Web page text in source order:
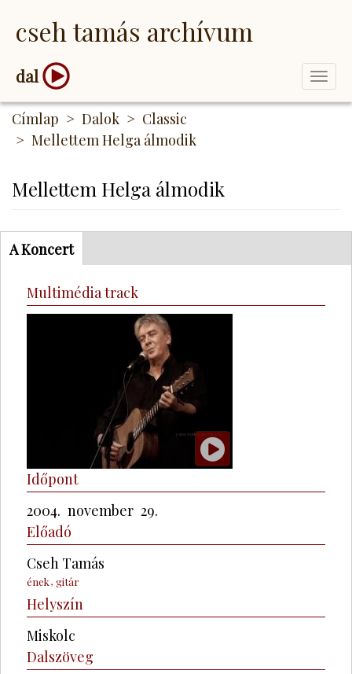
cseh tamás archívum
dal
Címlap Dalok
Classic
Mellettem Helga álmodik
Mellettem Helga álmodik
Tabgroup
A Koncert
Multimédia track
Időpont
2004. november 29.
Előadó
Cseh Tamás
ének gitár
Helyszín
Miskolc
Dalszöveg